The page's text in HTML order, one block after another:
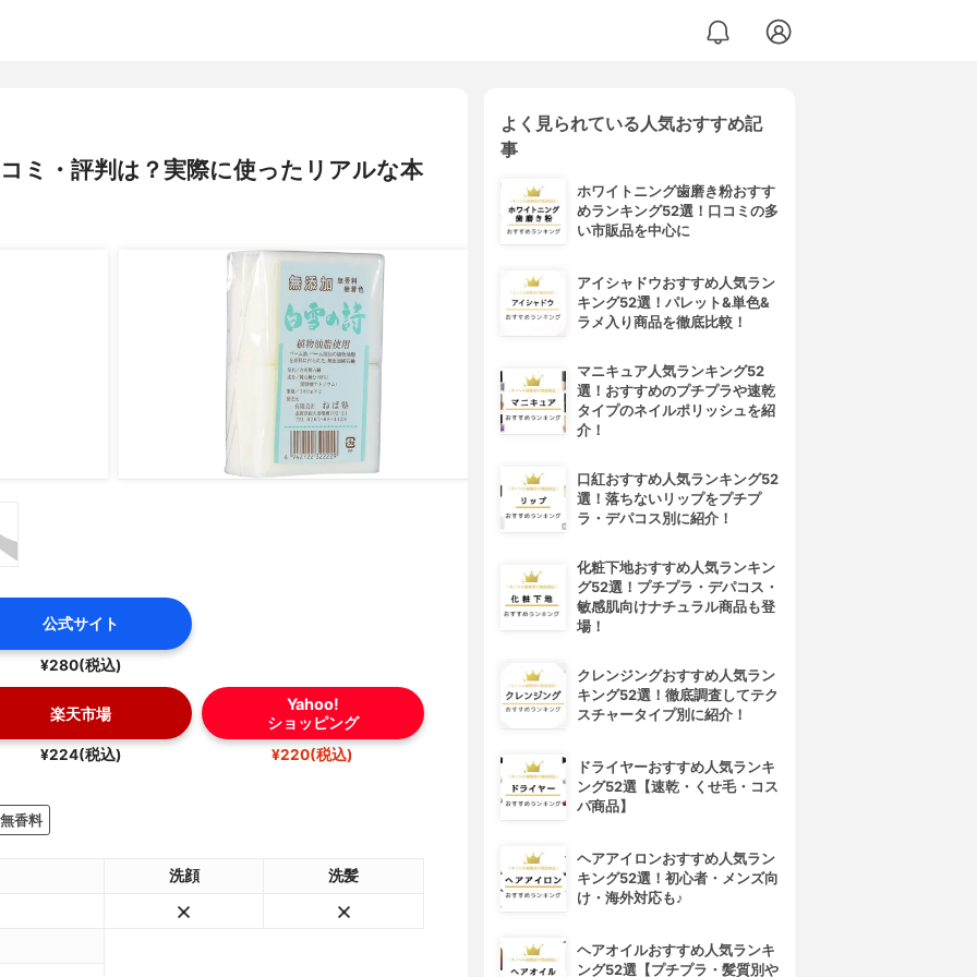
ミ・評判は？実際に使ったリアルな本
公式サイト
¥280(税込)
楽天市場
¥224(税込)
Yahoo!
ショッピング
¥220(税込)
無香料
洗顔 洗髪
よく見られている人気おすすめ記
事
ホワイトニング歯磨き粉おすす
めランキング52選！口コミの多
い市販品を中心に
アイシャドウおすすめ人気ラン
キング52選！パレット&単色&
ラメ入り商品を徹底比較！
マニキュア人気ランキング52
選！おすすめのプチプラや速乾
タイプのネイルポリッシュを紹
介！
口紅おすすめ人気ランキング52
選！落ちないリップをプチプ
ラ・デパコス別に紹介！
化粧下地おすすめ人気ランキン
グ52選！プチプラ・デパコス・
敏感肌向けナチュラル商品も登
場！
クレンジングおすすめ人気ラン
キング52選！徹底調査してテク
スチャータイプ別に紹介！
ドライヤーおすすめ人気ランキ
ング52選【速乾・くせ毛・コス
パ商品】
ヘアアイロンおすすめ人気ラン
キング52選！初心者・メンズ向
け・海外対応も♪
ヘアオイルおすすめ人気ランキ
ング52選【プチプラ・髪質別や